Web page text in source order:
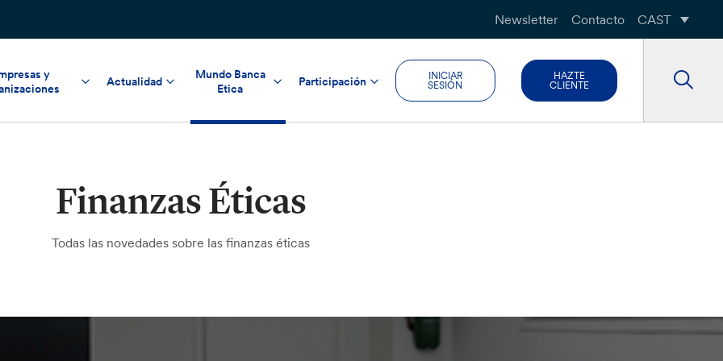
Newsletter Contacto CAST
y
Actualidad
Mundo Banca
Etica
Participación
INICIAR
SESIÓN
HAZTE
CLIENTE
Finanzas Éticas
Todas las novedades sobre las finanzas éticas